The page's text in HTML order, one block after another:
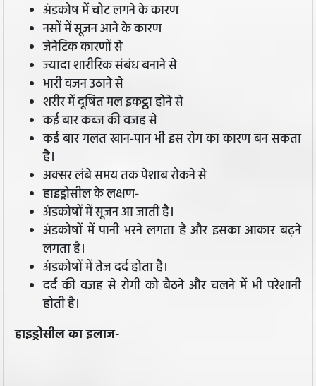
अंडकोष में चोट लगने के कारण
नसों में सूजन आने के कारण
जेनेटिक कारणों से
ज्यादा शारीरिक संबंध बनाने से
भारी वजन उठाने से
शरीर में दूषित मल इकट्ठा होने से
कई बार कब्ज की वजह से
कई बार गलत खान-पान भी इस रोग का कारण बन सकता
है।
अक्सर लंबे समय तक पेशाब रोकने से
हाइड्रोसील के लक्षण-
अंडकोषों में सूजन आ जाती है।
अंडकोषों में पानी भरने लगता है और इसका आकार बढ़ने
लगता है।
अंडकोषों में तेज दर्द होता है।
दर्द की वजह से रोगी को बैठने और चलने में भी परेशानी
होती है।
हाइड्रोसील का इलाज-